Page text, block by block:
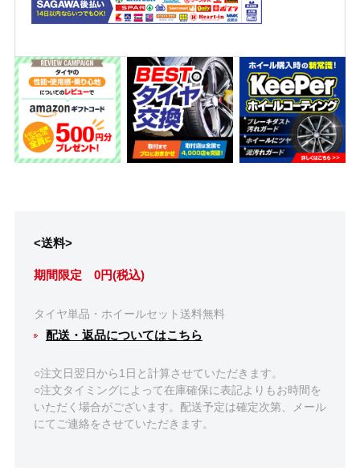
<送料>
期間限定 0円(税込)
タイヤ単品・ホイールセット送料無料
配送・返品についてはこちら
○注文日翌日から1日と計算させていただきます。
○注文タイミングによって在庫確保に表記よりもお時間を
いただく場合がございます。配送予定は確定次第、メール
にてご連絡をさせていただきます。